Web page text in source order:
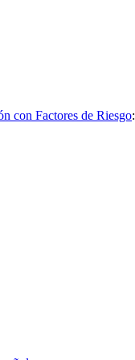
con Factores de Riesgo: